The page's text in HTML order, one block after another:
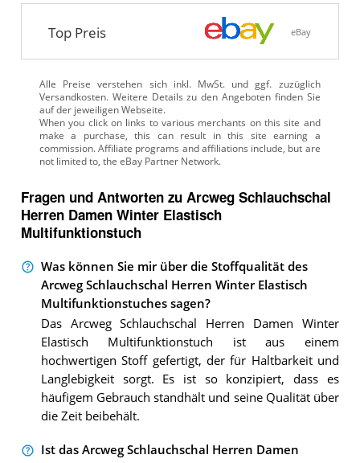
Top Preis eBay
Alle Preise verstehen sich inkl. MwSt. und ggf. zuzüglich
Versandkosten. Weitere Details zu den Angeboten finden Sie
auf der jeweiligen Webseite.
Fragen und Antworten zu Arcweg Schlauchschal
Herren Damen Winter Elastisch
Multifunktionstuch
Was können Sie mir über die Stoffqualität des
Arcweg Schlauchschal Herren Winter Elastisch
Multifunktionstuches sagen?
Das Arcweg Schlauchschal Herren Damen Winter
Elastisch Multifunktionstuch ist aus einem
hochwertigen Stoff gefertigt, der für Haltbarkeit und
Langlebigkeit sorgt. Es ist so konzipiert, dass es
häufigem Gebrauch standhält und seine Qualität über
die Zeit beibehält.
Ist das Arcweg Schlauchschal Herren Damen